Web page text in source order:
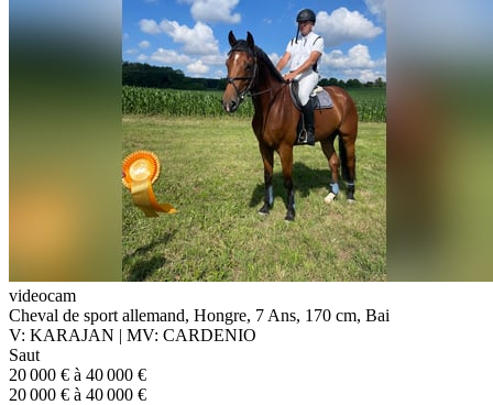
videocam
Cheval de sport allemand, Hongre, 7 Ans, 170 cm, Bai
V: KARAJAN | MV: CARDENIO
Saut
20 000 € à 40 000 €
20 000 € à 40 000 €